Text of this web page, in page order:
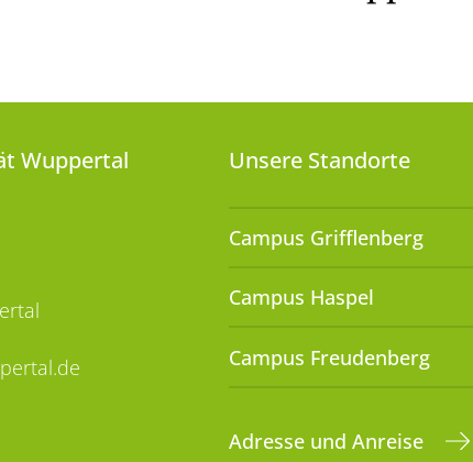
Wuppertal Unsere Standorte
Campus Grifflenberg
Campus Haspel
Campus Freudenberg
Adresse und Anreise